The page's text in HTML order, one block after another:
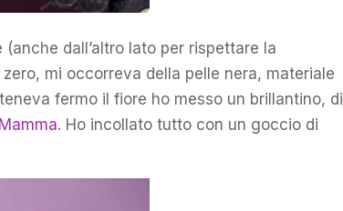
dall’altro lato per rispettare la
mi occorreva della pelle nera, materiale
fermo il fiore ho messo un brillantino, di
. Ho incollato tutto con un goccio di